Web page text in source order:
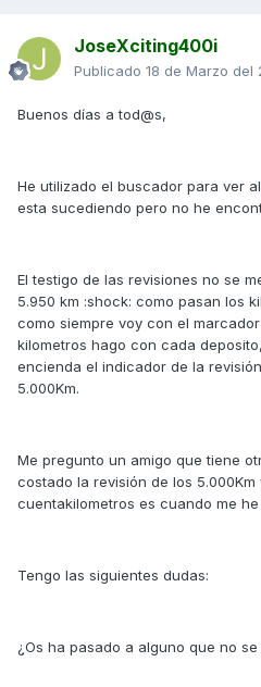
JoseXciting400i
Publicado 18 de Marzo del
Buenos días a tod@s,
He utilizado el buscador para ver
esta sucediendo pero no he
El testigo de las revisiones no se
5.950 km :shock: como pasan los
como siempre voy con el
kilometros hago con cada
encienda el indicador de la
5.000Km.
Me pregunto un amigo que tiene
costado la revisión de los
cuentakilometros es cuando me
Tengo las siguientes dudas:
¿Os ha pasado a alguno que no